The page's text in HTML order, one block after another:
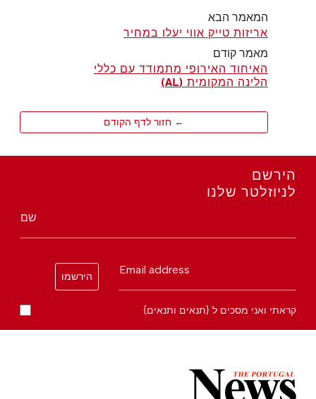
המאמר הבא
אריזות טייק אווי יעלו במחיר
מאמר קודם
האיחוד האירופי מתמודד עם כללי
הלינה המקומית (AL)
← חזור לדף הקודם
הירשם
לניוזלטר שלנו
שם
Email address
הירשמו
קראתי ואני מסכים ל {תנאים ותנאים}